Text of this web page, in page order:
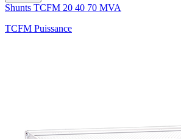
Shunts TCFM 20 40 70 MVA
TCFM Puissance